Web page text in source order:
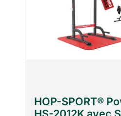
HOP-SPORT®